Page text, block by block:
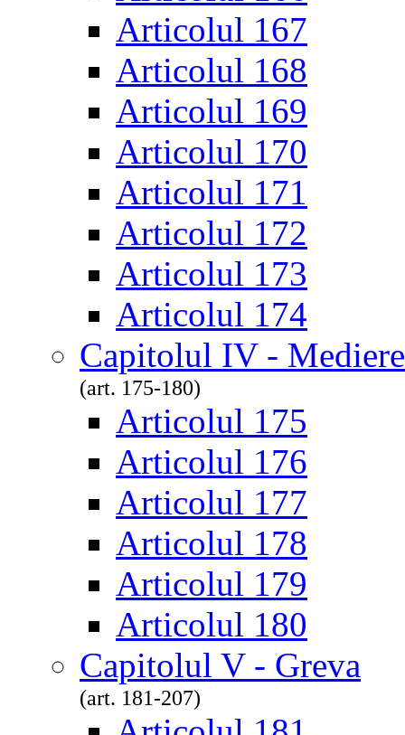
Articolul 167
Articolul 168
Articolul 169
Articolul 170
Articolul 171
Articolul 172
Articolul 173
Articolul 174
Capitolul IV -
(art. 175-180)
Articolul 175
Articolul 176
Articolul 177
Articolul 178
Articolul 179
Articolul 180
Capitolul V - Greva
(art. 181-207)